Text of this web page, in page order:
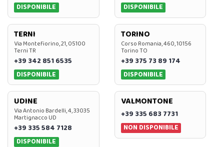
DISPONIBILE
DISPONIBILE
TERNI
Via Montefiorino, 21, 05100
Terni TR
+39 342 851 6535
DISPONIBILE
TORINO
Corso Romania, 460, 10156
Torino TO
+39 375 73 89 174
DISPONIBILE
UDINE
Via Antonio Bardelli, 4, 33035
Martignacco UD
+39 335 584 7128
DISPONIBILE
VALMONTONE
+39 335 683 7731
NON DISPONIBILE